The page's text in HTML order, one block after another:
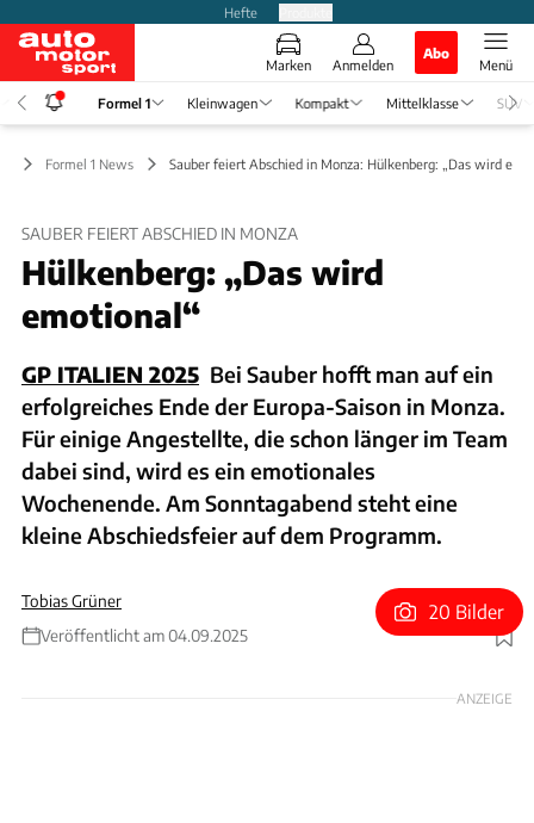
Hefte
Marken Anmelden
Abo
Menü
Formel 1 Kleinwagen Kompakt Mittelklasse SUV
Formel 1 News Sauber feiert Abschied in Monza: Hülkenberg: „Das wird
SAUBER FEIERT ABSCHIED IN MONZA
Hülkenberg: „Das wird
emotional“
GP ITALIEN 2025 Bei Sauber hofft man auf ein
erfolgreiches Ende der Europa-Saison in Monza.
Für einige Angestellte, die schon länger im Team
dabei sind, wird es ein emotionales
Wochenende. Am Sonntagabend steht eine
kleine Abschiedsfeier auf dem Programm.
Tobias Grüner
Veröffentlicht am 04.09.2025
Foto: Andy Hone via Getty Images
20 Bilder
ANZEIGE